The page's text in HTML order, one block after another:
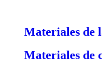
Materiales de
Materiales de